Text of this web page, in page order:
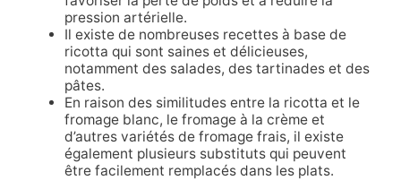
pression artérielle.
Il existe de nombreuses recettes à base de
ricotta qui sont saines et délicieuses,
notamment des salades, des tartinades et des
pâtes.
En raison des similitudes entre la ricotta et le
fromage blanc, le fromage à la crème et
d’autres variétés de fromage frais, il existe
également plusieurs substituts qui peuvent
être facilement remplacés dans les plats.